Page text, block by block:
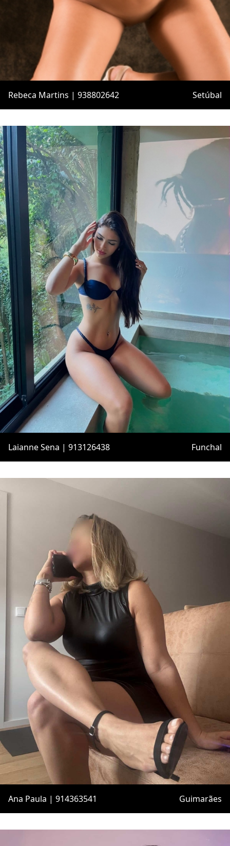
Rebeca Martins | 938802642 Setúbal
Laianne Sena | 913126438 Funchal
Ana Paula | 914363541 Guimarães